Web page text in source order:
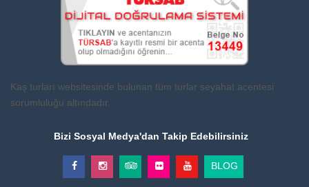
Kaş turları websitesinde bulunan tüm turlar seyahat acentesi
sorumluluğu altındadır.
Bizi Sosyal Medya'dan Takip Edebilirsiniz
BLOG